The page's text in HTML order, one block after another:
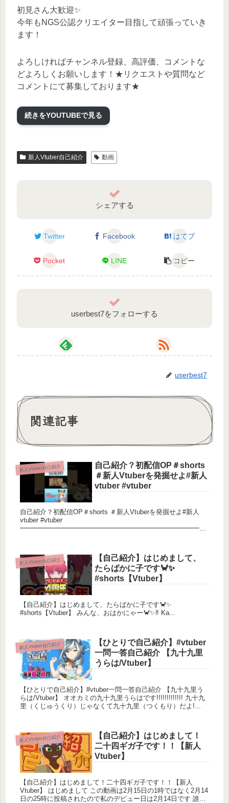
初見さん大歓迎✨
今年もNGS公認クリエイター目指して頑張っていき
ます！
よろしければチャンネル登録、高評価、コメントな
どよろしくお願いします！★リクエストや質問など
コメントにて募集しております★
ルのリンクからどうぞ♪
@nnm_555
zukisuzuki BGM https://zukisuzukibgm.com/
総合タグ #天白龍華
ファンアート #りゅかアート
FM🐉❤
１.コメントでもめない
２.私が話題に挙げたとき以外は基本的に他配信者さ
んのお話は控えめで！
３.動画や配信内で紹介したコンテンツに「○○から来
マナーとしてはよくないのでしないこと！
４.コメントでの他者への誹謗中傷は絶対にしないこ
と！（これは見つけ次第対応をします）
続きをYOUTUBEで見る
新人Vtuber自己紹介 動画
シェアする
Twitter Facebook はてブ
Pocket LINE コピー
userbest7をフォローする
userbest7
関連記事
新人Vtuber自己紹介
自己紹介？初配信OP＃shorts
＃新人Vtuberを発掘せよ#新人
vtuber #vtuber
自己紹介？初配信OP＃shorts ＃新人Vtuberを発掘せよ#新人
vtuber #vtuber
━━━━━━━━━━━━━━━━━━━━━━━━━━━━
新人Vtuber自己紹介
【自己紹介】はじめまして、
たらばかに子です🦀✨
#shorts【Vtuber】
【自己紹介】はじめまして、たらばかに子です🦀✨
#shorts【Vtuber】 みんな、おはかにゃー🦀✨‼️ Ka...
新人Vtuber自己紹介
【ひとりで自己紹介】#vtuber
一問一答自己紹介 【九十九里
うらは/Vtuber】
【ひとりで自己紹介】#vtuber一問一答自己紹介 【九十九里う
らは/Vtuber】 オオカミの九十九里うらはです!!!!!!!!!!!!! 九十九
里（くじゅうくり）じゃなくて九十九里（つくもり）だよ!...
新人Vtuber自己紹介
【自己紹介】はじめまして！
二十四ギガ子です！！【新人
Vtuber】
【自己紹介】はじめまして！二十四ギガ子です！！【新人
Vtuber】 はじめまして この動画は2月15日の1時ではなく2月14
日の25時に投稿されたので私のデビュー日は2月14日です 誰が